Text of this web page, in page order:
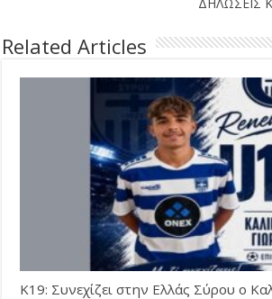
Related Articles
Κ19: Συνεχίζει στην Ελλάς Σύρου ο